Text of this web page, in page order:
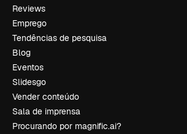
Reviews
Emprego
Tendências de pesquisa
Blog
Eventos
Slidesgo
Vender conteúdo
Sala de imprensa
Procurando por magnific.ai?